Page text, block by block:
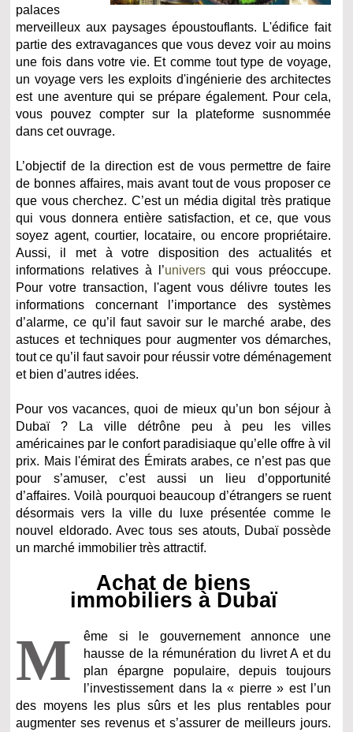
palaces
merveilleux aux paysages époustouflants. L'édifice fait
partie des extravagances que vous devez voir au moins
une fois dans votre vie. Et comme tout type de voyage,
un voyage vers les exploits d'ingénierie des architectes
est une aventure qui se prépare également. Pour cela,
vous pouvez compter sur la plateforme susnommée
dans cet ouvrage.
L’objectif de la direction est de vous permettre de faire
de bonnes affaires, mais avant tout de vous proposer ce
que vous cherchez. C’est un média digital très pratique
qui vous donnera entière satisfaction, et ce, que vous
soyez agent, courtier, locataire, ou encore propriétaire.
Aussi, il met à votre disposition des actualités et
informations relatives à l’universqui vous préoccupe.
Pour votre transaction, l'agent vous délivre toutes les
informations concernant l’importance des systèmes
d’alarme, ce qu’il faut savoir sur le marché arabe, des
astuces et techniques pour augmenter vos démarches,
tout ce qu’il faut savoir pour réussir votre déménagement
et bien d’autres idées.
Pour vos vacances, quoi de mieux qu’un bon séjour à
Dubaï ? La ville détrône peu à peu les villes
américaines par le confort paradisiaque qu’elle offre à vil
prix. Mais l'émirat des Émirats arabes, ce n’est pas que
pour s’amuser, c’est aussi un lieu d’opportunité
d’affaires. Voilà pourquoi beaucoup d’étrangers se ruent
désormais vers la ville du luxe présentée comme le
nouvel eldorado. Avec tous ses atouts, Dubaï possède
un marché immobilier très attractif.
Achat de biens
immobiliers à Dubaï
M
ême si le gouvernement annonce une
hausse de la rémunération du livret A et du
plan épargne populaire, depuis toujours
l’investissement dans la « pierre » est l’un
des moyens les plus sûrs et les plus rentables pour
augmenter ses revenus et s’assurer de meilleurs jours.